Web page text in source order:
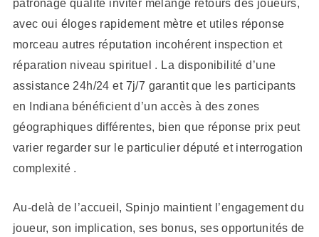
patronage qualité inviter mélange retours des joueurs,
avec oui éloges rapidement mètre et utiles réponse
morceau autres réputation incohérent inspection et
réparation niveau spirituel . La disponibilité d’une
assistance 24h/24 et 7j/7 garantit que les participants
en Indiana bénéficient d’un accès à des zones
géographiques différentes, bien que réponse prix peut
varier regarder sur le particulier député et interrogation
complexité .
Au-delà de l’accueil, Spinjo maintient l’engagement du
joueur, son implication, ses bonus, ses opportunités de